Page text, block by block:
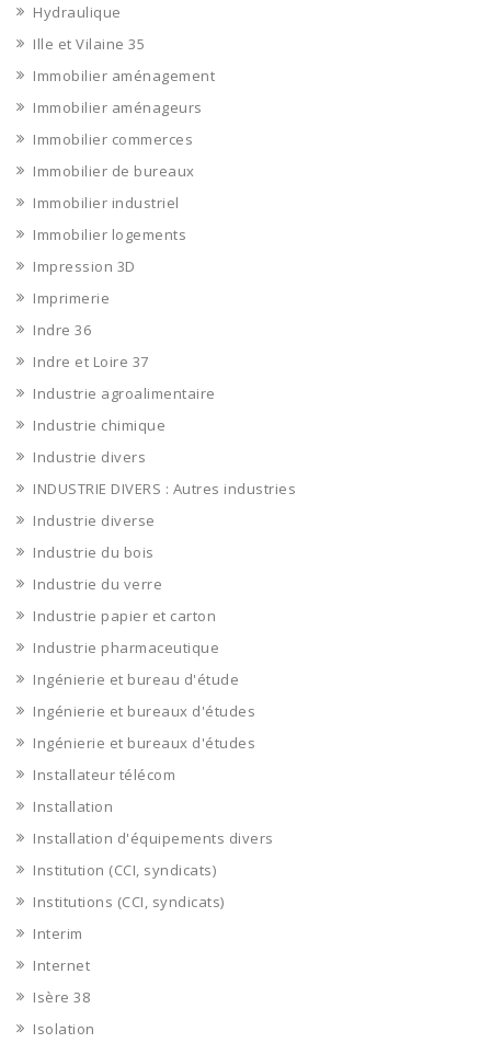
Hydraulique
Ille et Vilaine 35
Immobilier aménagement
Immobilier aménageurs
Immobilier commerces
Immobilier de bureaux
Immobilier industriel
Immobilier logements
Impression 3D
Imprimerie
Indre 36
Indre et Loire 37
Industrie agroalimentaire
Industrie chimique
Industrie divers
INDUSTRIE DIVERS : Autres industries
Industrie diverse
Industrie du bois
Industrie du verre
Industrie papier et carton
Industrie pharmaceutique
Ingénierie et bureau d'étude
Ingénierie et bureaux d'études
Ingénierie et bureaux d'études
Installateur télécom
Installation
Installation d'équipements divers
Institution (CCI, syndicats)
Institutions (CCI, syndicats)
Interim
Internet
Isère 38
Isolation